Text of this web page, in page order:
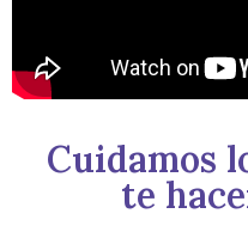
Cuidamos
te